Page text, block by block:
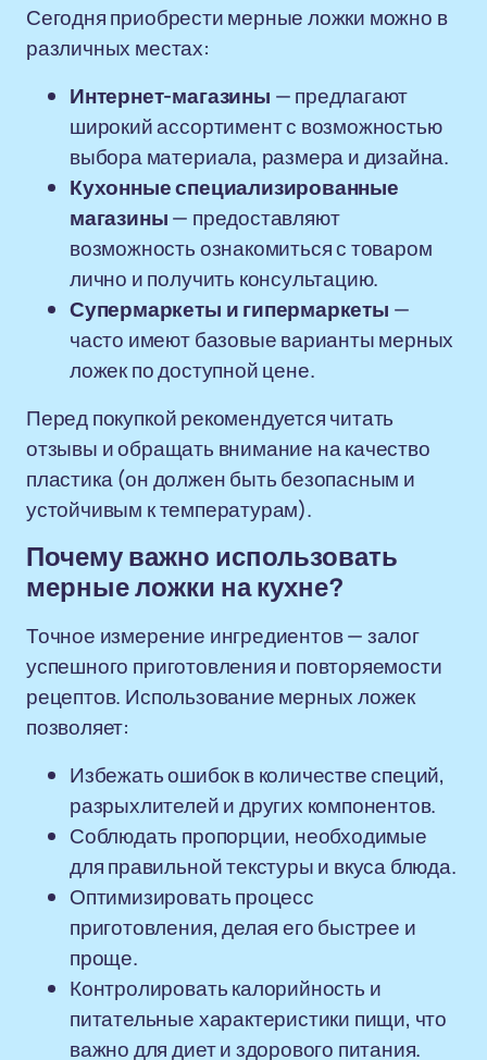
Сегодня приобрести мерные ложки можно в
различных местах:
Интернет-магазины — предлагают
широкий ассортимент с возможностью
выбора материала, размера и дизайна.
Кухонные специализированные
магазины— предоставляют
возможность ознакомиться с товаром
лично и получить консультацию.
Супермаркеты и гипермаркеты —
часто имеют базовые варианты мерных
ложек по доступной цене.
Перед покупкой рекомендуется читать
отзывы и обращать внимание на качество
пластика (он должен быть безопасным и
устойчивым к температурам).
Почему важно использовать
мерные ложки на кухне?
Точное измерение ингредиентов — залог
успешного приготовления и повторяемости
рецептов. Использование мерных ложек
позволяет:
Избежать ошибок в количестве специй,
разрыхлителей и других компонентов.
Соблюдать пропорции, необходимые
для правильной текстуры и вкуса блюда.
Оптимизировать процесс
приготовления, делая его быстрее и
проще.
Контролировать калорийность и
питательные характеристики пищи, что
важно для диет и здорового питания.